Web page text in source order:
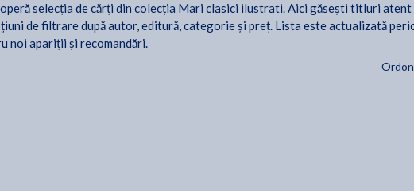
selecția de cărți din colecția Mari clasici ilustrati. Aici găsești titluri atent
de filtrare după autor, editură, categorie și preț. Lista este actualizată
noi apariții și recomandări.